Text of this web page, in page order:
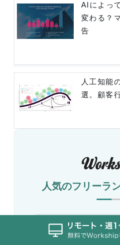
AIによっ
変わる？
告
人工知能
選。顧客
人気のフリーラ